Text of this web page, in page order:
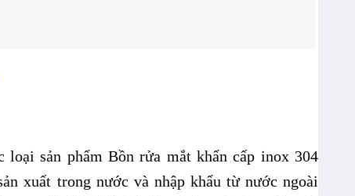
loại sản phẩmBồn rửa mắt khẩn cấp inox 304
xuất trong nước và nhập khẩu từ nước ngoài